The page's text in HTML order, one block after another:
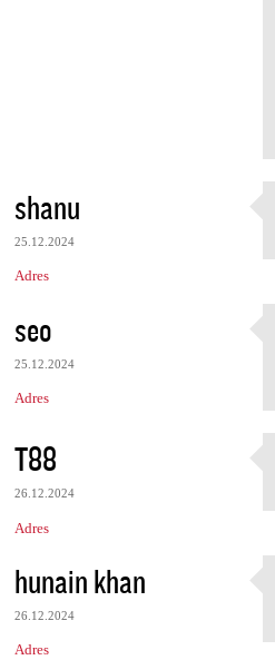
shanu
25.12.2024
Adres
seo
25.12.2024
Adres
T88
26.12.2024
Adres
hunain khan
26.12.2024
Adres